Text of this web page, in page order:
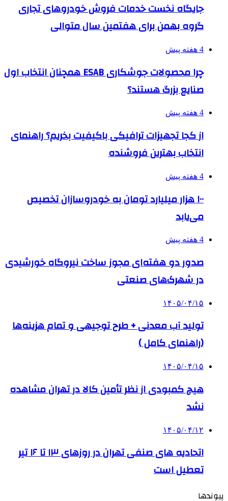
جایگاه نخست خدمات فروش خودروهای تجاری
گروه بهمن برای هفتمین سال متوالی
4 هفته پیش
چرا محصولات جوشکاری ESAB همچنان انتخاب اول
صنایع بزرگ هستند؟
4 هفته پیش
از کجا تجهیزات ترافیکی باکیفیت بخریم؟ راهنمای
انتخاب بهترین فروشنده
4 هفته پیش
۱۰۰ هزار میلیارد تومان به خودروسازان تخصیص
می‌یابد
4 هفته پیش
صدور دو هفته‌ای مجوز ساخت نیروگاه خورشیدی
در شهرک‌های صنعتی
۱۴۰۵/۰۴/۱۵
تولید آب معدنی + طرح توجیهی و تمام هزینه‌ها
(راهنمای کامل )
۱۴۰۵/۰۴/۱۵
هیچ کمبودی از نظر تأمین کالا در تهران مشاهده
نشد
۱۴۰۵/۰۴/۱۲
اتحادیه های صنفی تهران در روزهای ۱۳ تا ۱۶ تیر
تعطیل است
پیوندها